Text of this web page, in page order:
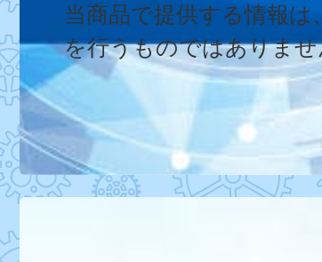
当商品で提供する情報
を行うものではありま